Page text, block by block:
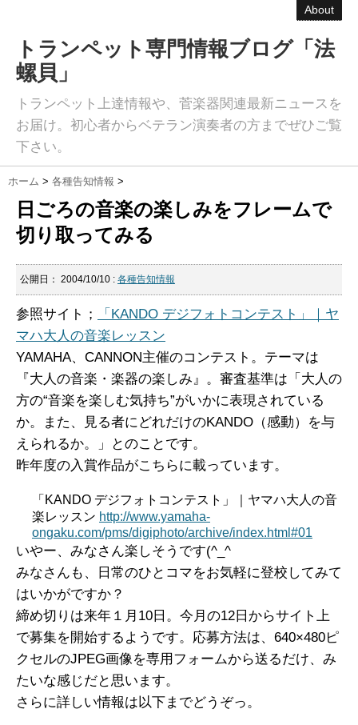
About
トランペット専門情報ブログ「法
螺貝」
トランペット上達情報や、菅楽器関連最新ニュースを
お届け。初心者からベテラン演奏者の方までぜひご覧
下さい。
ホーム > 各種告知情報 >
日ごろの音楽の楽しみをフレームで
切り取ってみる
公開日： 2004/10/10 : 各種告知情報
参照サイト；
「KANDO デジフォトコンテスト」｜ヤ
マハ大人の音楽レッスン
YAMAHA、CANNON主催のコンテスト。テーマは
『大人の音楽・楽器の楽しみ』。審査基準は「大人の
方の“音楽を楽しむ気持ち”がいかに表現されている
か。また、見る者にどれだけのKANDO（感動）を与
えられるか。」とのことです。
昨年度の入賞作品がこちらに載っています。
「KANDO デジフォトコンテスト」｜ヤマハ大人の音
楽レッスン http://www.yamaha-
ongaku.com/pms/digiphoto/archive/index.html#01
いやー、みなさん楽しそうです(^_^
みなさんも、日常のひとコマをお気軽に登校してみて
はいかがですか？
締め切りは来年１月10日。今月の12日からサイト上
で募集を開始するようです。応募方法は、640×480ピ
クセルのJPEG画像を専用フォームから送るだけ、み
たいな感じだと思います。
さらに詳しい情報は以下までどうぞっ。